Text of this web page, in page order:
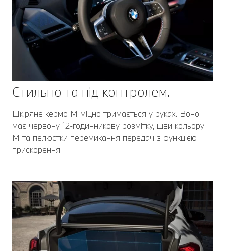
Стильно та під контролем.
Шкіряне кермо М міцно тримається у руках. Воно
має червону 12-годинникову розмітку, шви кольору
M та пелюстки перемикання передач з функцією
прискорення.